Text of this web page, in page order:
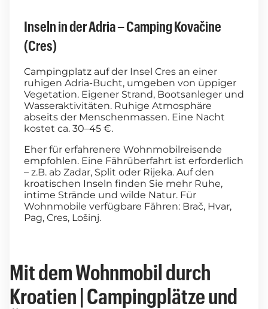
Inseln in der Adria – Camping Kovačine
(Cres)
Campingplatz auf der Insel Cres an einer
ruhigen Adria-Bucht, umgeben von üppiger
Vegetation. Eigener Strand, Bootsanleger und
Wasseraktivitäten. Ruhige Atmosphäre
abseits der Menschenmassen. Eine Nacht
kostet ca. 30–45 €.
Eher für erfahrenere Wohnmobilreisende
empfohlen. Eine Fährüberfahrt ist erforderlich
– z.B. ab Zadar, Split oder Rijeka. Auf den
kroatischen Inseln finden Sie mehr Ruhe,
intime Strände und wilde Natur. Für
Wohnmobile verfügbare Fähren: Brač, Hvar,
Pag, Cres, Lošinj.
Mit dem Wohnmobil durch
Kroatien | Campingplätze und